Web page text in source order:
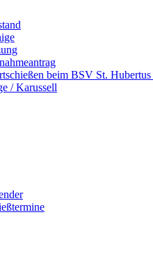
beim BSV St.
/ Karussell